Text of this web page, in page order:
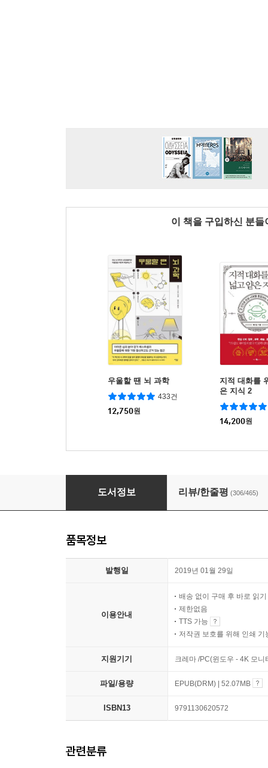
이 책을 구입하신 분
우울할 땐 뇌 과학
433건
12,750원
지적 대화를
은 지식 2
14,200원
철학은 어떻게 삶의 무기가 되는가
도서정보 리뷰/한줄평 (306/465)
품목정보
발행일 2019년 01월 29일
이용안내
배송 없이 구매 후 바로 읽기
제한없음
TTS 가능
저작권 보호를 위해 인쇄 기
지원기기 크레마 /PC(윈도우 - 4K 모
파일/용량 EPUB(DRM) | 52.07MB
ISBN13 9791130620572
관련분류